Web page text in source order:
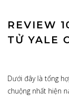
REVIEW
TỬ YALE
Dưới đây là tổng
chuộng nhất hiện